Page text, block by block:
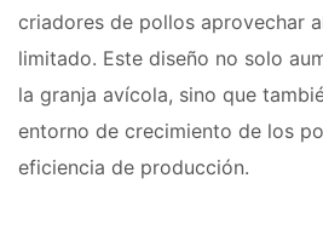
criadores de pollos aprovechar
limitado. Este diseño no solo
la granja avícola, sino que
entorno de crecimiento de los
eficiencia de producción.